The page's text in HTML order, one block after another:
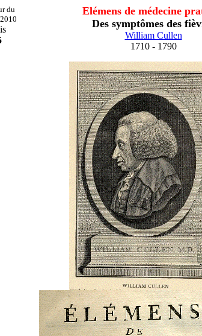
du
Elémens de médecine
Des symptômes des
William Cullen
1710 - 1790